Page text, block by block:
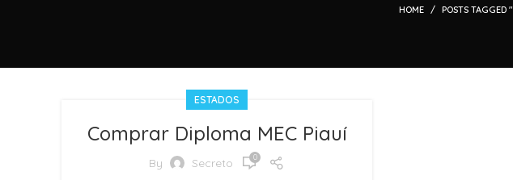
HOME POSTS TAGGED
ESTADOS
Comprar Diploma MEC Piauí
By Secreto 0